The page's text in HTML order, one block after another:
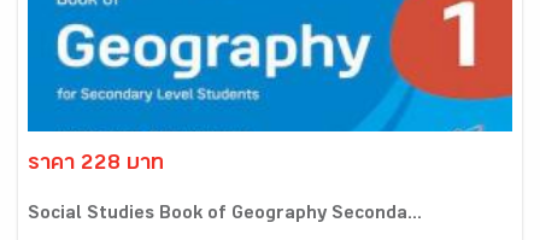
ราคา 228 บาท
Social Studies Book of Geography Seconda...